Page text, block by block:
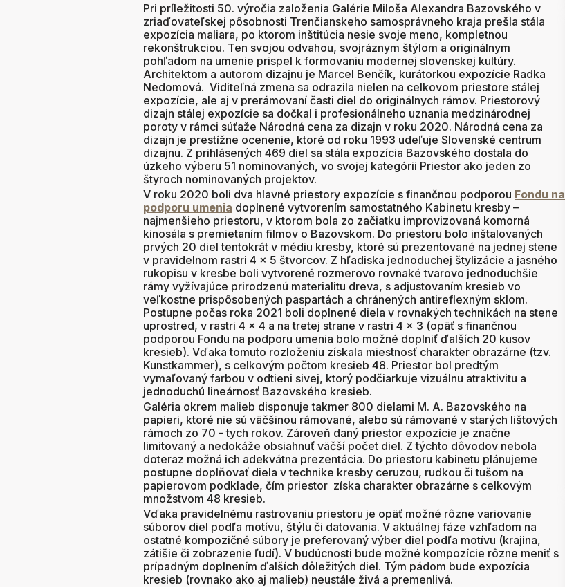
Pri príležitosti 50. výročia založenia Galérie Miloša Alexandra Bazovského v
zriaďovateľskej pôsobnosti Trenčianskeho samosprávneho kraja prešla stála
expozícia maliara, po ktorom inštitúcia nesie svoje meno, kompletnou
rekonštrukciou. Ten svojou odvahou, svojráznym štýlom a originálnym
pohľadom na umenie prispel k formovaniu modernej slovenskej kultúry.
Architektom a autorom dizajnu je Marcel Benčík, kurátorkou expozície Radka
Nedomová. Viditeľná zmena sa odrazila nielen na celkovom priestore stálej
expozície, ale aj v prerámovaní časti diel do originálnych rámov. Priestorový
dizajn stálej expozície sa dočkal i profesionálneho uznania medzinárodnej
poroty v rámci súťaže Národná cena za dizajn v roku 2020. Národná cena za
dizajn je prestížne ocenenie, ktoré od roku 1993 udeľuje Slovenské centrum
dizajnu. Z prihlásených 469 diel sa stála expozícia Bazovského dostala do
úzkeho výberu 51 nominovaných, vo svojej kategórii Priestor ako jeden zo
štyroch nominovaných projektov.
V roku 2020 boli dva hlavné priestory expozície s finančnou podporou Fondu na
podporu umenia doplnené vytvorením samostatného Kabinetu kresby –
najmenšieho priestoru, v ktorom bola zo začiatku improvizovaná komorná
kinosála s premietaním filmov o Bazovskom. Do priestoru bolo inštalovaných
prvých 20 diel tentokrát v médiu kresby, ktoré sú prezentované na jednej stene
v pravidelnom rastri 4 x 5 štvorcov. Z hľadiska jednoduchej štylizácie a jasného
rukopisu v kresbe boli vytvorené rozmerovo rovnaké tvarovo jednoduchšie
rámy vyžívajúce prirodzenú materialitu dreva, s adjustovaním kresieb vo
veľkostne prispôsobených paspartách a chránených antireflexným sklom.
Postupne počas roka 2021 boli doplnené diela v rovnakých technikách na stene
uprostred, v rastri 4 x 4 a na tretej strane v rastri 4 x 3 (opäť s finančnou
podporou Fondu na podporu umenia bolo možné doplniť ďalších 20 kusov
kresieb). Vďaka tomuto rozloženiu získala miestnosť charakter obrazárne (tzv.
Kunstkammer), s celkovým počtom kresieb 48. Priestor bol predtým
vymaľovaný farbou v odtieni sivej, ktorý podčiarkuje vizuálnu atraktivitu a
jednoduchú lineárnosť Bazovského kresieb.
Galéria okrem malieb disponuje takmer 800 dielami M. A. Bazovského na
papieri, ktoré nie sú väčšinou rámované, alebo sú rámované v starých lištových
rámoch zo 70 - tych rokov. Zároveň daný priestor expozície je značne
limitovaný a nedokáže obsiahnuť väčší počet diel. Z týchto dôvodov nebola
doteraz možná ich adekvátna prezentácia. Do priestoru kabinetu plánujeme
postupne doplňovať diela v technike kresby ceruzou, rudkou či tušom na
papierovom podklade, čím priestor získa charakter obrazárne s celkovým
množstvom 48 kresieb.
Vďaka pravidelnému rastrovaniu priestoru je opäť možné rôzne variovanie
súborov diel podľa motívu, štýlu či datovania. V aktuálnej fáze vzhľadom na
ostatné kompozičné súbory je preferovaný výber diel podľa motívu (krajina,
zátišie či zobrazenie ľudí). V budúcnosti bude možné kompozície rôzne meniť s
prípadným doplnením ďalších dôležitých diel. Tým pádom bude expozícia
kresieb (rovnako ako aj malieb) neustále živá a premenlivá.